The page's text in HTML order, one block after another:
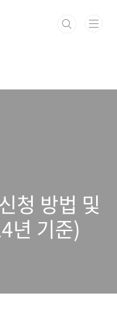
청 방법 및
년 기준)